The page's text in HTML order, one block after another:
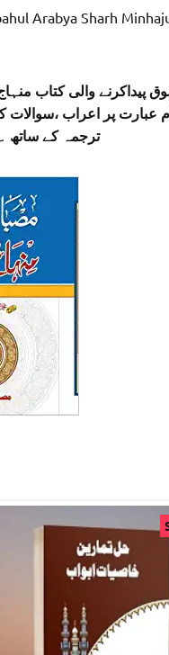
Arabya Sharh
پیداکرنے والی کتاب
عبارت پر اعراب
ترجمہ کے ساتھ ۔